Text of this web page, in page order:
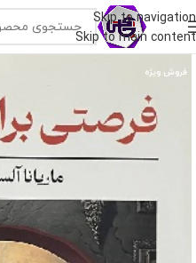
Skip to navigation
Skip to main content
فروش ویژه